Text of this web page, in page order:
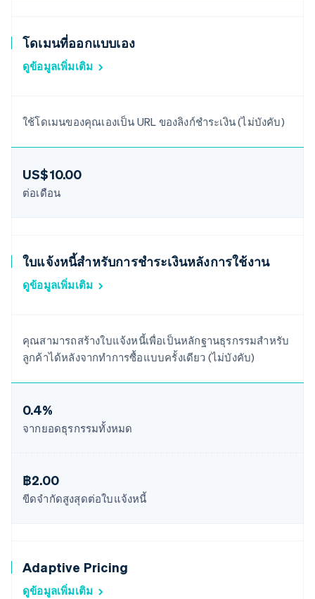
โดเมนที่ออกแบบเอง
ดูข้อมูลเพิ่มเติม
ใช้โดเมนของคุณเองเป็น URL ของลิงก์ชำระเงิน (ไม่บังคับ)
US$10.00
ต่อเดือน
ใบแจ้งหนี้สำหรับการชำระเงินหลังการใช้งาน
ดูข้อมูลเพิ่มเติม
คุณสามารถสร้างใบแจ้งหนี้เพื่อเป็นหลักฐานธุรกรรมสำหรับ
ลูกค้าได้หลังจากทำการซื้อแบบครั้งเดียว (ไม่บังคับ)
0.4%
จากยอดธุรกรรมทั้งหมด
฿2.00
ขีดจำกัดสูงสุดต่อใบแจ้งหนี้
Adaptive Pricing
ดูข้อมูลเพิ่มเติม